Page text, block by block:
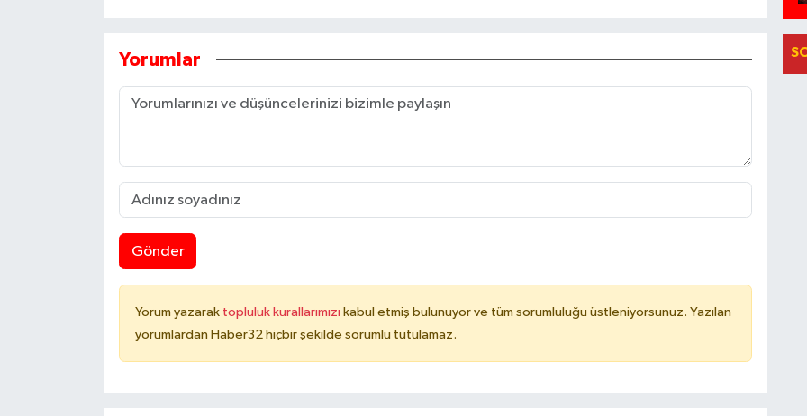
Yorumlar
Gönder
Yorum yazarak topluluk kurallarımızı kabul etmiş bulunuyor ve tüm sorumluluğu üstleniyorsunuz. Yazılan
yorumlardan Haber32 hiçbir şekilde sorumlu tutulamaz.